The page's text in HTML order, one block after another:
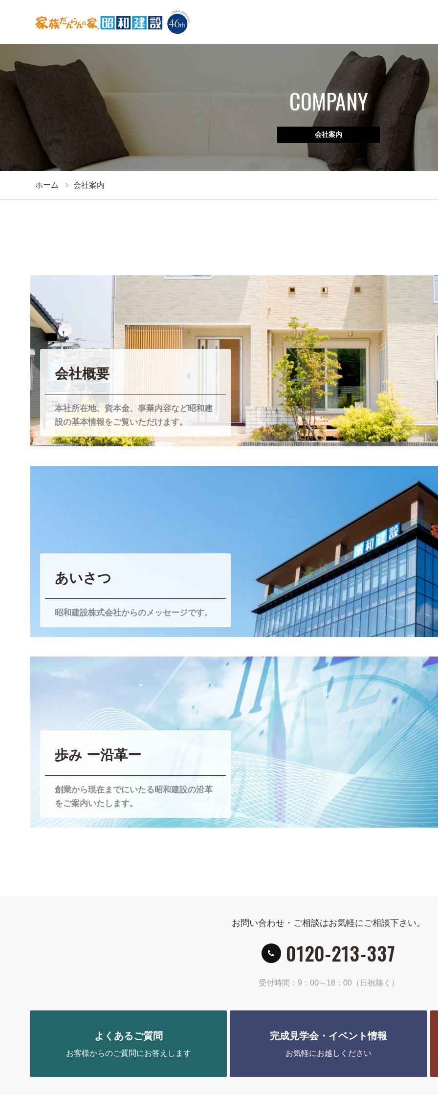
COMPANY
会社案内
ホーム 会社案内
会社概要
本社所在地、資本金、事業内容など昭和建
設の基本情報をご覧いただけます。
あいさつ
昭和建設株式会社からのメッセージです。
歩み ー沿革ー
創業から現在までにいたる昭和建設の沿革
をご案内いたします。
お問い合わせ・ご相談はお気軽にご相談下さい。
0120-213-337
受付時間：9：00～18：00（日祝除く）
よくあるご質問
お客様からのご質問にお答えします
完成見学会・イベント情報
お気軽にお越しください